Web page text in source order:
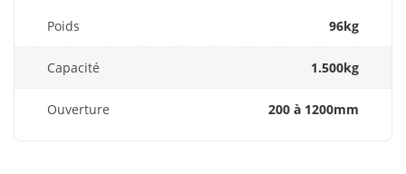
Poids 96kg
Capacité 1.500kg
Ouverture 200 à 1200mm